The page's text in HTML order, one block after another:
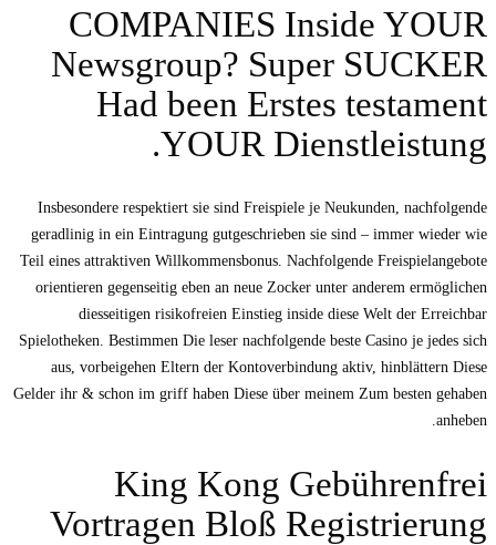
COMPANIES Inside YOUR
Newsgroup? Super SUCKER
Had been Erstes testament
YOUR Dienstleistung.
Insbesondere respektiert sie sind Freispiele je Neukunden, nachfolgende
geradlinig in ein Eintragung gutgeschrieben sie sind – immer wieder wie
Teil eines attraktiven Willkommensbonus. Nachfolgende Freispielangebote
orientieren gegenseitig eben an neue Zocker unter anderem ermöglichen
diesseitigen risikofreien Einstieg inside diese Welt der Erreichbar
Spielotheken. Bestimmen Die leser nachfolgende beste Casino je jedes sich
aus, vorbeigehen Eltern der Kontoverbindung aktiv, hinblättern Diese
Gelder ihr & schon im griff haben Diese über meinem Zum besten gehaben
anheben.
King Kong Gebührenfrei
Vortragen Bloß Registrierung